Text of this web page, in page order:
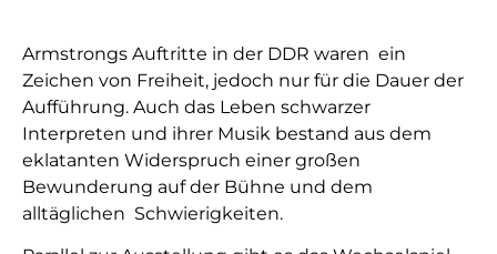
Armstrongs Auftritte in der DDR waren ein
Zeichen von Freiheit, jedoch nur für die Dauer der
Aufführung. Auch das Leben schwarzer
Interpreten und ihrer Musik bestand aus dem
eklatanten Widerspruch einer großen
Bewunderung auf der Bühne und dem
alltäglichen Schwierigkeiten.